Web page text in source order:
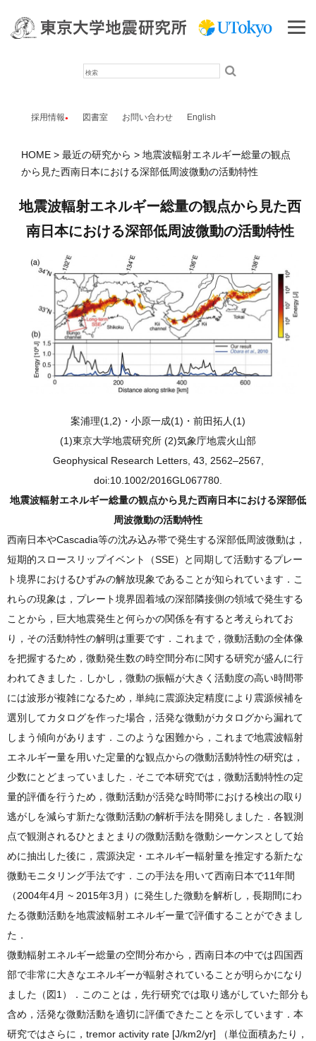
採用情報 図書室 お問い合わせ English
HOME 最近の研究から
地震波輻射エネルギー総量の観点
から見た西南日本における深部低周波微動の活動特性
地震波輻射エネルギー総量の観点から見た西
南日本における深部低周波微動の活動特性
案浦理(1,2)・小原一成(1)・前田拓人(1)
(1)東京大学地震研究所 (2)気象庁地震火山部
Geophysical Research Letters, 43, 2562–2567,
doi:10.1002/2016GL067780.
地震波輻射エネルギー総量の観点から見た西南日本における深部低
周波微動の活動特性
西南日本やCascadia等の沈み込み帯で発生する深部低周波微動は，
短期的スロースリップイベント（SSE）と同期して活動するプレー
ト境界におけるひずみの解放現象であることが知られています．こ
れらの現象は，プレート境界固着域の深部隣接側の領域で発生する
ことから，巨大地震発生と何らかの関係を有すると考えられてお
り，その活動特性の解明は重要です．これまで，微動活動の全体像
を把握するため，微動発生数の時空間分布に関する研究が盛んに行
われてきました．しかし，微動の振幅が大きく活動度の高い時間帯
には波形が複雑になるため，単純に震源決定精度により震源候補を
選別してカタログを作った場合，活発な微動がカタログから漏れて
しまう傾向があります．このような困難から，これまで地震波輻射
エネルギー量を用いた定量的な観点からの微動活動特性の研究は，
少数にとどまっていました．そこで本研究では，微動活動特性の定
量的評価を行うため，微動活動が活発な時間帯における検出の取り
逃がしを減らす新たな微動活動の解析手法を開発しました．各観測
点で観測されるひとまとまりの微動活動を微動シーケンスとして始
めに抽出した後に，震源決定・エネルギー輻射量を推定する新たな
微動モニタリング手法です．この手法を用いて西南日本で11年間
（2004年4月 ~ 2015年3月）に発生した微動を解析し，長期間にわ
たる微動活動を地震波輻射エネルギー量で評価することができまし
た．
微動輻射エネルギー総量の空間分布から，西南日本の中では四国西
部で非常に大きなエネルギーが輻射されていることが明らかになり
ました（図1）．このことは，先行研究では取り逃がしていた部分も
含め，活発な微動活動を適切に評価できたことを示しています．本
研究ではさらに，tremor activity rate [J/km2/yr] （単位面積あたり，